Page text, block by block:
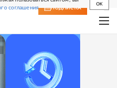
соглашения
OK
ПОДПИСКА